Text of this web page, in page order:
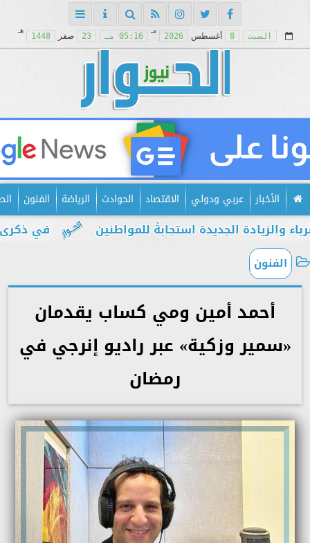
السبت 8 أغسطس 2026
مـ
05:16 مـ 23 صفر 1448
هـ
الأخبار عربي ودولي الاقتصاد الحوادث الرياضة الفنون
في ذكرى يوليو.. الجديدة استجابةً للمواطنين
الفنون
أحمد أمين ومي كساب يقدمان
«سمير وزكية» عبر راديو إنرجي في
رمضان